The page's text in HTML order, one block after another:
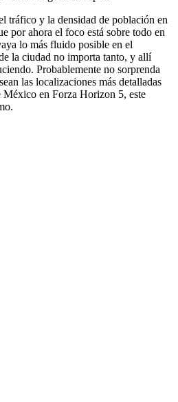
tráfico y la densidad de población en
por ahora el foco está sobre todo en
lo más fluido posible en el
la ciudad no importa tanto, y allí
Probablemente no sorprenda
las localizaciones más detalladas
México en Forza Horizon 5, este